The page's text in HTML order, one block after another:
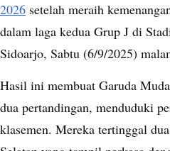
2026 setelah meraih
dalam laga kedua Grup J di
Sidoarjo, Sabtu (6/9/2025)
Hasil ini membuat Garuda
dua pertandingan, menduduki
klasemen. Mereka tertinggal